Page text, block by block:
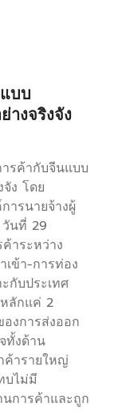
บบ
างจริงจัง
รค้ากับจีนแบบ
ง โดย
ารนายจ้างผู้
นที่ 29
าระหว่าง
เข้า-การท่อง
กับประเทศ
ลักแค่ 2
งการส่งออก
ทั้งด้าน
ค้ารายใหญ่
บไม่มี
การค้าและถูก